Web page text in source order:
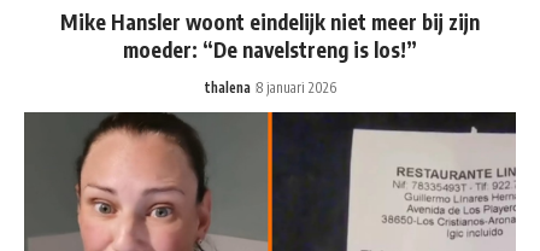
Mike Hansler woont eindelijk niet meer bij zijn
moeder: “De navelstreng is los!”
thalena 8 januari 2026